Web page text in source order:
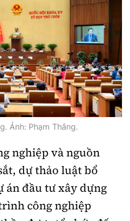
Ảnh: Phạm Thắng.
nghiệp và nguồn
dự thảo luật bổ
án đầu tư xây dựng
công nghiệp